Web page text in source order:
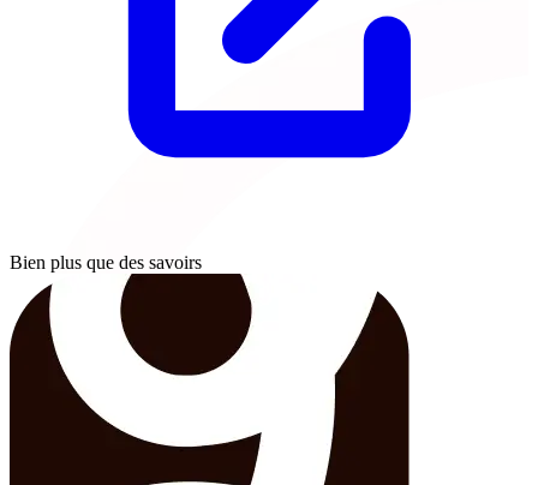
Bien plus que des savoirs